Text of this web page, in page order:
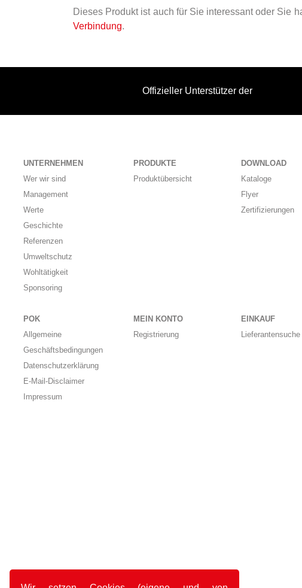
Dieses Produkt ist auch für Sie interessant oder Sie
Verbindung.
Offizieller Unterstützer der
UNTERNEHMEN
Wer wir sind
Management
Werte
Geschichte
Referenzen
Umweltschutz
Wohltätigkeit
Sponsoring
PRODUKTE
Produktübersicht
DOWNLOAD
Kataloge
Flyer
Zertifizierungen
POK
Allgemeine
Geschäftsbedingungen
Datenschutzerklärung
E-Mail-Disclaimer
Impressum
MEIN KONTO
Registrierung
EINKAUF
Lieferantensuche